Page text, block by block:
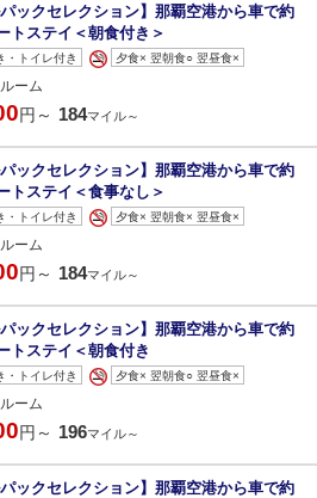
パックセレクション】那覇空港から車で約
トステイ＜朝食付き＞
・トイレ付き 夕食× 翌朝食○ 翌昼食×
ーム
円～ 184マイル～
パックセレクション】那覇空港から車で約
トステイ＜食事なし＞
・トイレ付き 夕食× 翌朝食× 翌昼食×
ーム
円～ 184マイル～
パックセレクション】那覇空港から車で約
トステイ＜朝食付き
・トイレ付き 夕食× 翌朝食○ 翌昼食×
ーム
円～ 196マイル～
パックセレクション】那覇空港から車で約